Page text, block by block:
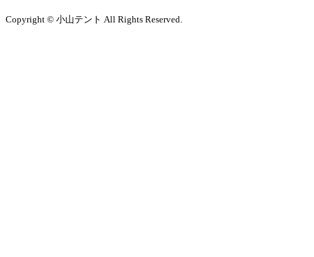
Copyright © 小山テント All Rights Reserved.